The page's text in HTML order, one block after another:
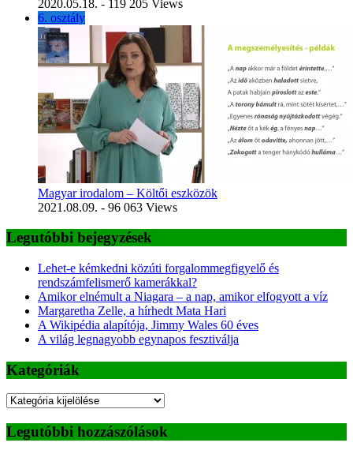
2020.05.18. - 119 205 Views
6. osztály
Magyar irodalom – Költői eszközök
2021.08.09. - 96 063 Views
Legutóbbi bejegyzések
Lehet-e kémkedni közúti forgalommegfigyelő és
rendszámfelismerő kamerákkal?
Amikor elnémult a Niagara – a nap, amikor elfogyott a víz
Margaretha Zelle, a hírhedt Mata Hari
A Wikipédia alapítója, Jimmy Wales 60 éves
A világ legnagyobb egynapos fesztiválja
Kategóriák
Kategóriák
Legutóbbi hozzászólások